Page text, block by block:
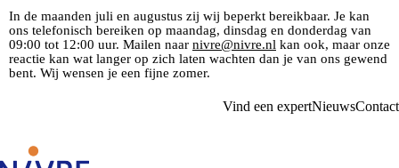
In de maanden juli en augustus zij wij beperkt bereikbaar. Je kan
ons telefonisch bereiken op maandag, dinsdag en donderdag van
09:00 tot 12:00 uur. Mailen naar nivre@nivre.nl kan ook, maar onze
reactie kan wat langer op zich laten wachten dan je van ons gewend
bent. Wij wensen je een fijne zomer.
Vind een expertNieuwsContact